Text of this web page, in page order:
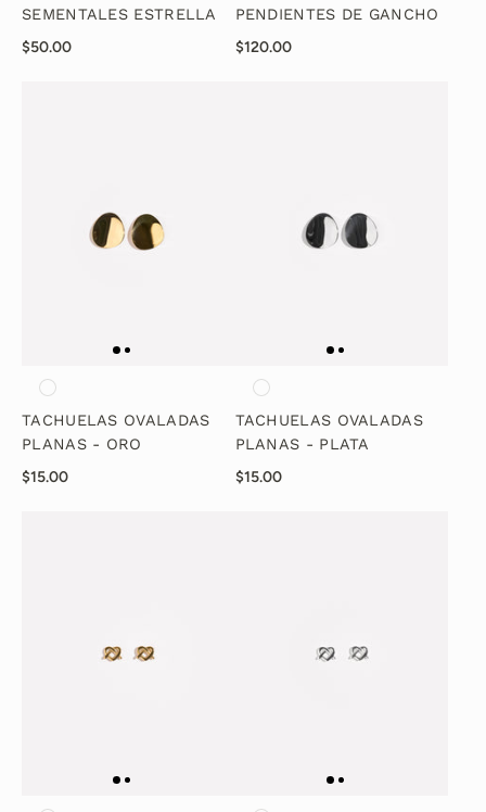
SEMENTALES ESTRELLA
$50.00
PENDIENTES DE GANCHO
$120.00
TACHUELAS OVALADAS
PLANAS - ORO
$15.00
TACHUELAS OVALADAS
PLANAS - PLATA
$15.00